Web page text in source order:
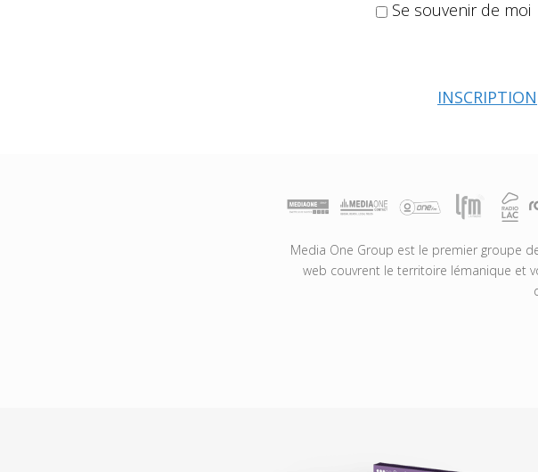
Se souvenir de moi
INSCRIPTION
Media One Group est le premier groupe
web couvrent le territoire lémanique et